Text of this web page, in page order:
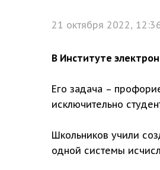
21 октября 2022,
В Институте
Его задача –
исключительно
Школьников учили
одной системы